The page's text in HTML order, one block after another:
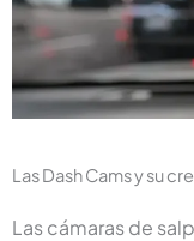
Las Dash Cams y su
Las cámaras de